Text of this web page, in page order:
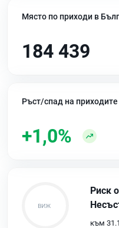
Място по приходи в
184 439
Ръст/спад на приходите
+1,0%
Риск
към